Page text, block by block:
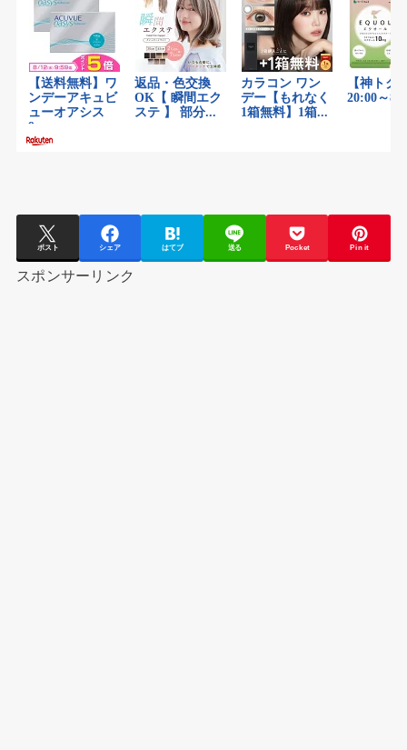
ポスト シェア はてブ 送る Pocket Pin it
スポンサーリンク